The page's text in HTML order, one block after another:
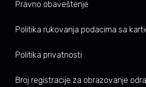
Pravno obaveštenje
Politika rukovanja podacima sa
Politika privatnosti
Broj registracije za obrazovanje